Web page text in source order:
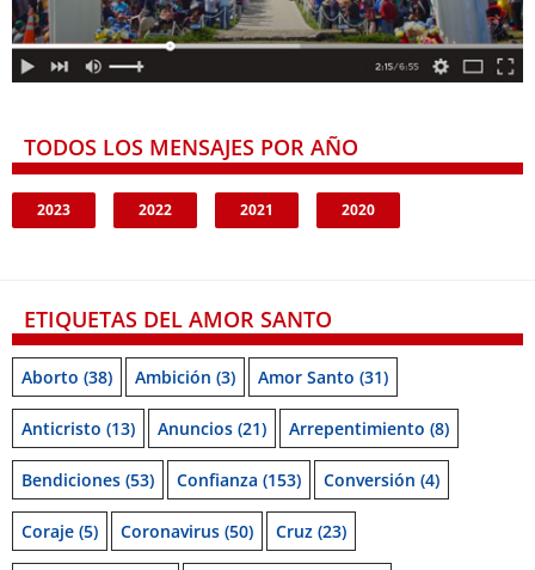
TODOS LOS MENSAJES POR AÑO
2023 2022 2021 2020
ETIQUETAS DEL AMOR SANTO
Aborto (38) Ambición (3) Amor Santo (31)
Anticristo (13) Anuncios (21) Arrepentimiento (8)
Bendiciones (53) Confianza (153) Conversión (4)
Coraje (5) Coronavirus (50) Cruz (23)